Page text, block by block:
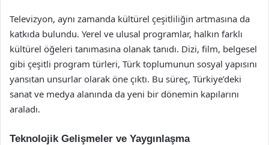
Televizyon, aynı zamanda kültürel çeşitliliğin artmasına da
katkıda bulundu. Yerel ve ulusal programlar, halkın farklı
kültürel öğeleri tanımasına olanak tanıdı. Dizi, film, belgesel
gibi çeşitli program türleri, Türk toplumunun sosyal yapısını
yansıtan unsurlar olarak öne çıktı. Bu süreç, Türkiye’deki
sanat ve medya alanında da yeni bir dönemin kapılarını
araladı.
Teknolojik Gelişmeler ve Yaygınlaşma